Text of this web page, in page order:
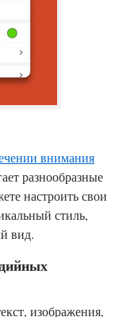
внимания
разнообразные
настроить свои
стиль,
вид.
изображения,